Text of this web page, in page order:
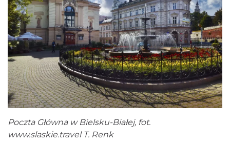
Poczta Główna w Bielsku-Białej, fot.
www.slaskie.travelT. Renk